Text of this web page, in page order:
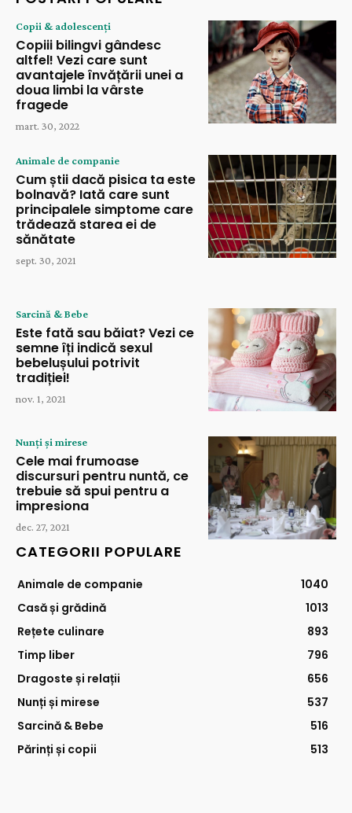
Copii & adolescenți
Copiii bilingvi gândesc
altfel! Vezi care sunt
avantajele învățării unei a
doua limbi la vârste
fragede
mart. 30, 2022
Animale de companie
Cum știi dacă pisica ta este
bolnavă? Iată care sunt
principalele simptome care
trădează starea ei de
sănătate
sept. 30, 2021
Sarcină & Bebe
Este fată sau băiat? Vezi ce
semne îți indică sexul
bebelușului potrivit
tradiției!
nov. 1, 2021
Nunți și mirese
Cele mai frumoase
discursuri pentru nuntă, ce
trebuie să spui pentru a
impresiona
dec. 27, 2021
CATEGORII POPULARE
Animale de companie
1040
Casă și grădină
1013
Rețete culinare
893
Timp liber
796
Dragoste și relații
656
Nunți și mirese
537
Sarcină & Bebe
516
Părinți și copii
513